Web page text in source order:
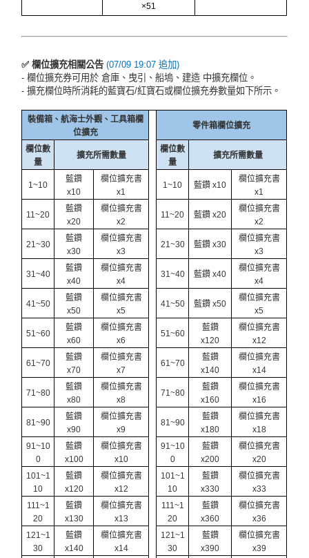
×51
✅ 欄位擴充相關公告 (07/09 19:07 追加)
- 欄位擴充券可用於 倉庫、曳引、船塢、建造 中擴充欄位。
- 擴充欄位時所消耗的藍寶石/紅寶石或欄位擴充券數量如下所示。
裝備箱、航海士外觀、工具箱欄
位擴充
零件箱欄位擴充
欄位數
量
擴充所需數量
欄位數
量
擴充所需數量
1~10
藍鑽
x10
欄位擴充書
x1
1~10 藍鑽 x10
欄位擴充書
x1
11~20
藍鑽
x20
欄位擴充書
x2
11~20 藍鑽 x20
欄位擴充書
x2
21~30
藍鑽
x30
欄位擴充書
x3
21~30 藍鑽 x30
欄位擴充書
x3
31~40
藍鑽
x40
欄位擴充書
x4
31~40 藍鑽 x40
欄位擴充書
x4
41~50
藍鑽
x50
欄位擴充書
x5
41~50 藍鑽 x50
欄位擴充書
x5
51~60
藍鑽
x60
欄位擴充書
x6
51~60
藍鑽
x120
欄位擴充書
x12
61~70
藍鑽
x70
欄位擴充書
x7
61~70
藍鑽
x140
欄位擴充書
x14
71~80
藍鑽
x80
欄位擴充書
x8
71~80
藍鑽
x160
欄位擴充書
x16
81~90
藍鑽
x90
欄位擴充書
x9
81~90
藍鑽
x180
欄位擴充書
x18
91~10
0
藍鑽
x100
欄位擴充書
x10
91~10
0
藍鑽
x200
欄位擴充書
x20
101~1
10
藍鑽
x120
欄位擴充書
x12
101~1
10
藍鑽
x330
欄位擴充書
x33
111~1
20
藍鑽
x130
欄位擴充書
x13
111~1
20
藍鑽
x360
欄位擴充書
x36
121~1
30
藍鑽
x140
欄位擴充書
x14
121~1
30
藍鑽
x390
欄位擴充書
x39